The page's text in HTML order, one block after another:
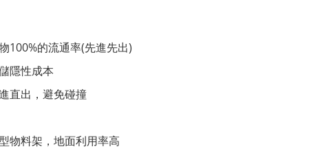
100%的流通率(先進先出)
隱性成本
直出，避免碰撞
物料架，地面利用率高